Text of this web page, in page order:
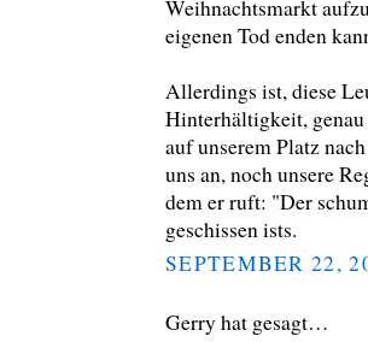
Weihnachtsmarkt
eigenen Tod enden
Allerdings ist, diese
Hinterhältigkeit,
auf unserem Platz
uns an, noch unsere
dem er ruft: "Der
geschissen ists.
SEPTEMBER 22,
Gerry hat gesagt…